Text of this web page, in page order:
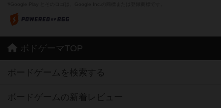
ボドゲーマTOP
ボードゲームを検索する
ボードゲームの新着レビュー